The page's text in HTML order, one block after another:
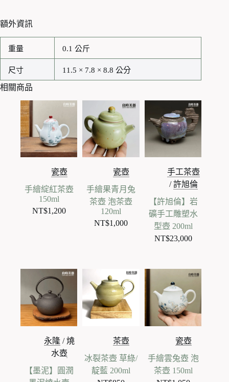
額外資訊
重量 0.1 公斤
尺寸 11.5 × 7.8 × 8.8 公分
相關商品
瓷壺
手繪綻紅茶壺
150ml
NT$1,200
瓷壺
手繪果青月兔
茶壺 泡茶壺
120ml
NT$1,000
手工茶壺
/許旭倫
【許旭倫】岩
礦手工雕塑水
型壺 200ml
NT$23,000
永隆/燒
水壺
【墨泥】圓潤
茶壺
冰裂茶壺 草綠/
靛藍 200ml
瓷壺
手繪雲兔壺 泡
茶壺 150ml